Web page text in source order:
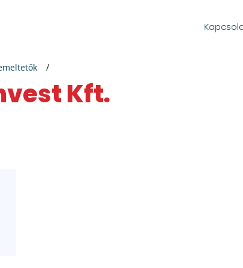
Kft.